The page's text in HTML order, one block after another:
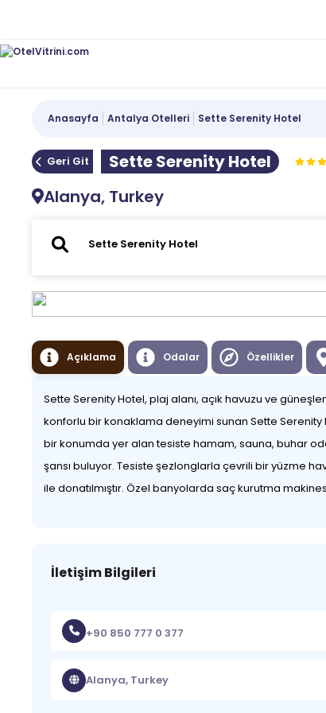
Anasayfa Antalya Otelleri Sette Serenity Hotel
Geri Git
Sette Serenity Hotel
Alanya, Turkey
Açıklama Odalar Özellikler
Sette Serenity Hotel, plaj alanı, açık havuzu ve
konforlu bir konaklama deneyimi sunan Sette Serenity
bir konumda yer alan tesiste hamam, sauna, buhar
şansı buluyor. Tesiste şezlonglarla çevrili bir yüzme
ile donatılmıştır. Özel banyolarda saç kurutma
İletişim Bilgileri
+90 850 777 0 377
Alanya, Turkey